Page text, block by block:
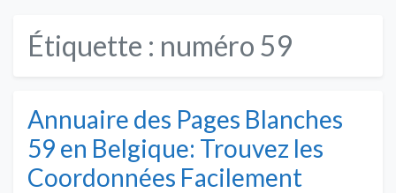
Étiquette : numéro 59
Annuaire des Pages Blanches
59 en Belgique: Trouvez les
Coordonnées Facilement